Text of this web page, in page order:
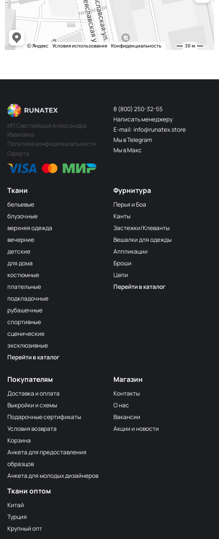
Ткани
бельевые
блузочные
верхняя одежда
вечерние
детские
для дома
костюмные
плательные
подкладочные
рубашечные
спортивные
сценические
эксклюзивные
Перейти в каталог
Фурнитура
Перья и Боа
Канты
Застежки/Клеванты
Вешалки для одежды
Аппликации
Броши
Цепи
Перейти в каталог
Покупателям
Доставка и оплата
Выкройки и схемы
Подарочные сертификаты
Условия возврата
Корзина
Анкета для предоставления
образцов
Анкета для молодых дизайнеров
Ткани оптом
Китай
Турция
Крупный опт
Магазин
Контакты
О нас
Вакансии
Акции и новости
ИП Светлейшая Александра
Ивановна
Политика конфиденциальности
Оферта
8 (800) 250-32-55
Написать менеджеру
E-mail: info@runatex.store
Мы в Telegram
Мы в Макс